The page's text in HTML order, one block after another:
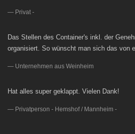
Privat -
Das Stellen des Container's inkl. der
organisiert. So wünscht man sich das von
Unternehmen aus Weinheim
Hat alles super geklappt. Vielen Dank!
Privatperson - Hemshof / Mannheim -